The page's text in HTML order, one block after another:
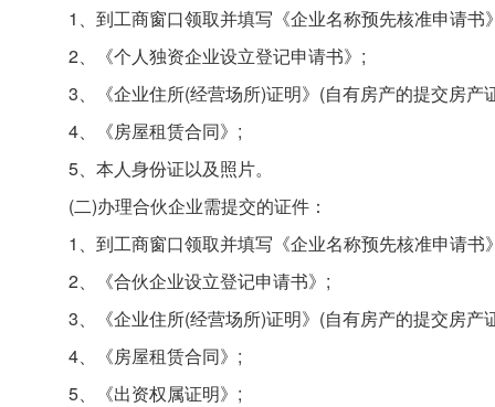
1、到工商窗口领取并填写《企业名称预先核准申请书
2、《个人独资企业设立登记申请书》;
3、《企业住所(经营场所)证明》(自有房产的提交房
4、《房屋租赁合同》;
5、本人身份证以及照片。
(二)办理合伙企业需提交的证件：
1、到工商窗口领取并填写《企业名称预先核准申请书
2、《合伙企业设立登记申请书》;
3、《企业住所(经营场所)证明》(自有房产的提交房
4、《房屋租赁合同》;
5、《出资权属证明》;